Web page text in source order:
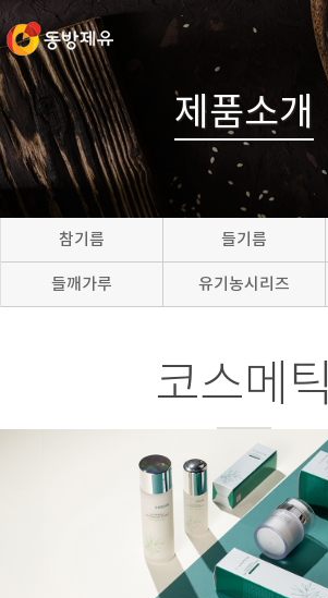
제품소개
참기름 들기름
들깨가루 유기농시리즈
코스메틱